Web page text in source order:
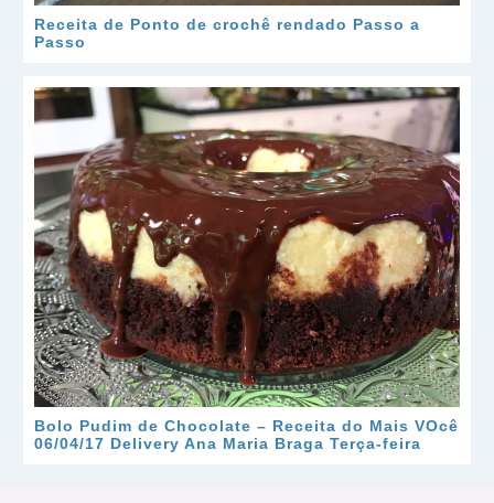
Receita de Ponto de crochê rendado Passo a
Passo
Bolo Pudim de Chocolate – Receita do Mais VOcê
06/04/17 Delivery Ana Maria Braga Terça-feira